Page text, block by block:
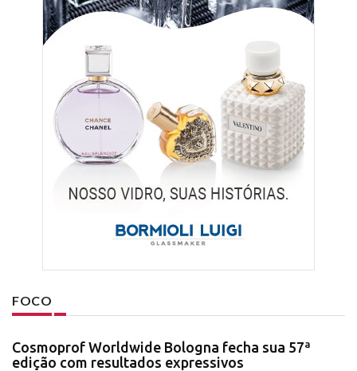
FOCO
Cosmoprof Worldwide Bologna fecha sua 57ª
edição com resultados expressivos